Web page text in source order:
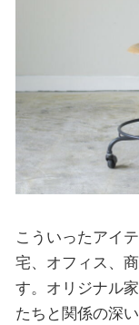
こういったアイ
宅、オフィス、
す。オリジナル
たちと関係の深